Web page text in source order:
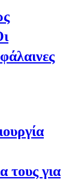
τους για